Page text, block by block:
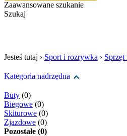
Zaawansowane szukanie
Szukaj
Jesteś tutaj › Sport i rozrywka › Sprzęt
Kategoria nadrzędna
Buty (0)
Biegowe (0)
Skiturowe (0)
Zjazdowe (0)
Pozostałe (0)